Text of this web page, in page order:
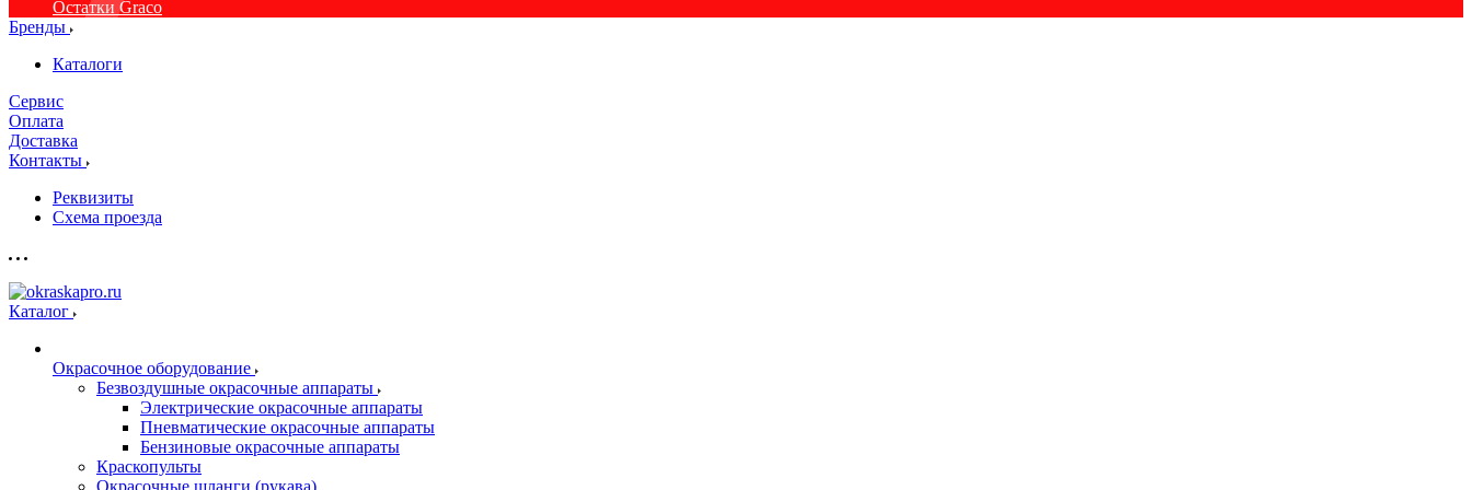
Остатки Graco
Бренды
Каталоги
Сервис
Оплата
Доставка
Контакты
Реквизиты
Схема проезда
Каталог
Окрасочное оборудование
Безвоздушные окрасочные аппараты
Электрические окрасочные аппараты
Пневматические окрасочные аппараты
Бензиновые окрасочные аппараты
Краскопульты
Окрасочные шланги (рукава)